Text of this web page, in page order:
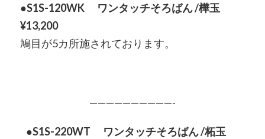
●S1S-120WK ワンタッチそろばん /樺玉
¥13,200
鳩目が5カ所施されております。
——————————-
●S1S-220WT ワンタッチそろばん /柘玉